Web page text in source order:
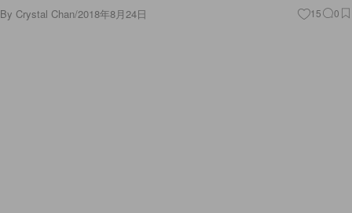
By Crystal Chan/2018年8月24日 15 0